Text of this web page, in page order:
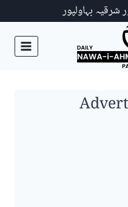
شرقیہ بہاولپور